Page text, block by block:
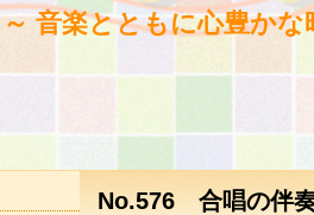
～ 音楽とともに心豊か
No.576 合唱の伴